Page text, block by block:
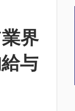
界
与